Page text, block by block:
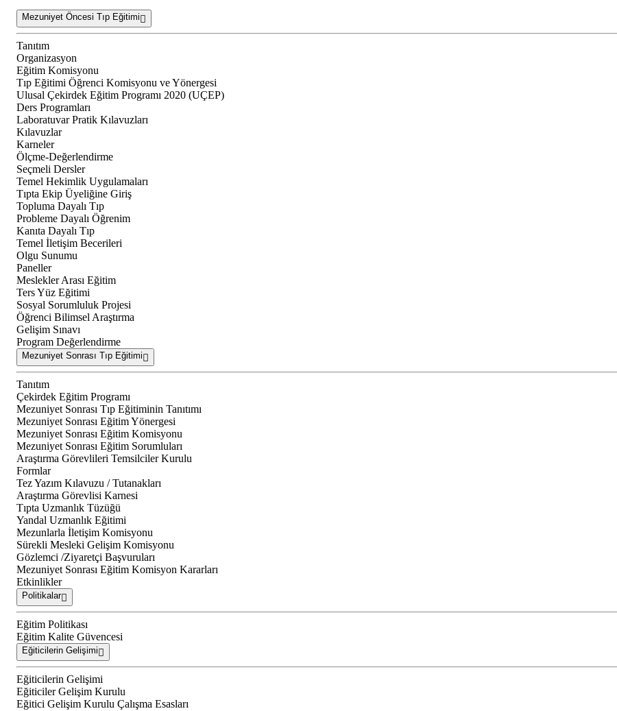
Mezuniyet Öncesi Tıp Eğitimi
Tanıtım
Organizasyon
Eğitim Komisyonu
Tıp Eğitimi Öğrenci Komisyonu ve Yönergesi
Ulusal Çekirdek Eğitim Programı 2020 (UÇEP)
Ders Programları
Laboratuvar Pratik Kılavuzları
Kılavuzlar
Karneler
Ölçme-Değerlendirme
Seçmeli Dersler
Temel Hekimlik Uygulamaları
Tıpta Ekip Üyeliğine Giriş
Topluma Dayalı Tıp
Probleme Dayalı Öğrenim
Kanıta Dayalı Tıp
Temel İletişim Becerileri
Olgu Sunumu
Paneller
Meslekler Arası Eğitim
Ters Yüz Eğitimi
Sosyal Sorumluluk Projesi
Öğrenci Bilimsel Araştırma
Gelişim Sınavı
Program Değerlendirme
Mezuniyet Sonrası Tıp Eğitimi
Tanıtım
Çekirdek Eğitim Programı
Mezuniyet Sonrası Tıp Eğitiminin Tanıtımı
Mezuniyet Sonrası Eğitim Yönergesi
Mezuniyet Sonrası Eğitim Komisyonu
Mezuniyet Sonrası Eğitim Sorumluları
Araştırma Görevlileri Temsilciler Kurulu
Formlar
Tez Yazım Kılavuzu / Tutanakları
Araştırma Görevlisi Karnesi
Tıpta Uzmanlık Tüzüğü
Yandal Uzmanlık Eğitimi
Mezunlarla İletişim Komisyonu
Sürekli Mesleki Gelişim Komisyonu
Gözlemci /Ziyaretçi Başvuruları
Mezuniyet Sonrası Eğitim Komisyon Kararları
Etkinlikler
Politikalar
Eğitim Politikası
Eğitim Kalite Güvencesi
Eğiticilerin Gelişimi
Eğiticilerin Gelişimi
Eğiticiler Gelişim Kurulu
Eğitici Gelişim Kurulu Çalışma Esasları